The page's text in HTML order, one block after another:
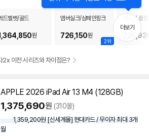
/ [규격] / 소비전력: 1700W / 색
드길이: 2.675m 출시가: 879,000원
펼
치
기
드벨벳/골드
원
2위
앰버실크/샴페인핑크
726,150원
재스퍼 플럼
더보기
2x 이전 시리즈와 차이점은?
APPLE 2026 iPad Air 13 M4 (128GB)
1,375,690원 (310몰)
1,359,200원 [신세계몰] 현대카드 / 무이자 최대 3개
월